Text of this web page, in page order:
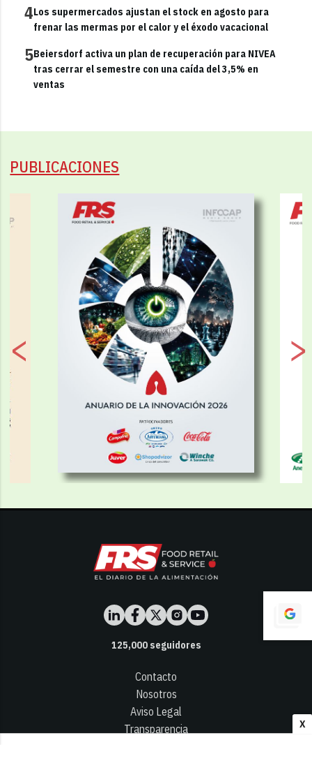
X
4Los supermercados ajustan el stock en agosto para
frenar las mermas por el calor y el éxodo vacacional
5Beiersdorf activa un plan de recuperación para NIVEA
tras cerrar el semestre con una caída del 3,5% en
ventas
PUBLICACIONES
125,000seguidores
Contacto
Nosotros
Aviso Legal
Transparencia